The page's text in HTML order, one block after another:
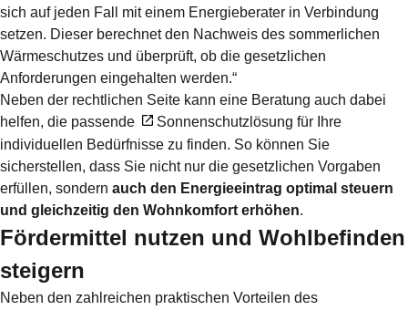
sich auf jeden Fall mit einem Energieberater in Verbindung
setzen. Dieser berechnet den Nachweis des sommerlichen
Wärmeschutzes und überprüft, ob die gesetzlichen
Anforderungen eingehalten werden.“
Neben der rechtlichen Seite kann eine Beratung auch dabei
helfen, die passende
Sonnenschutzlösung für Ihre
individuellen Bedürfnisse zu finden. So können Sie
sicherstellen, dass Sie nicht nur die gesetzlichen Vorgaben
erfüllen, sondern auch den Energieeintrag optimal steuern
und gleichzeitig den Wohnkomfort erhöhen.
Fördermittel nutzen und Wohlbefinden
steigern
Neben den zahlreichen praktischen Vorteilen des